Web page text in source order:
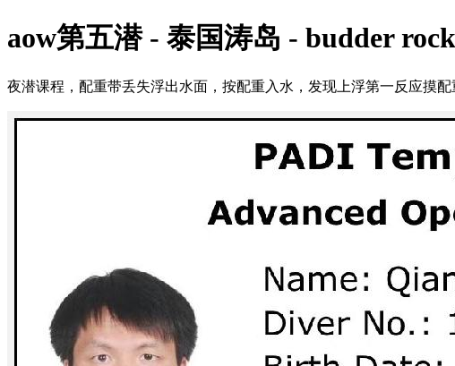
aow第五潜 - 泰国涛岛 - budder
夜潜课程，配重带丢失浮出水面，按配重入水，发现上浮第一反应摸